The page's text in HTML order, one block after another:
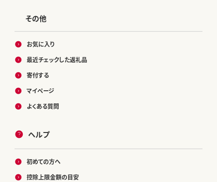
その他
お気に入り
最近チェックした返礼品
寄付する
マイページ
よくある質問
ヘルプ
初めての方へ
控除上限金額の目安